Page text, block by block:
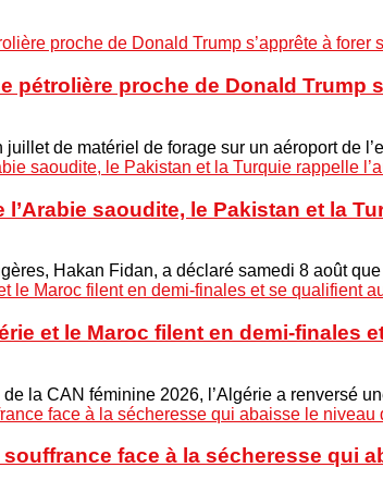
pétrolière proche de Donald Trump
de matériel de forage sur un aéroport de
l’Arabie saoudite, le Pakistan et la
Hakan ​Fidan, a déclaré samedi 8 août
et le Maroc filent en demi-finales
la CAN féminine 2026, l’Algérie a renversé
face à la sécheresse qui